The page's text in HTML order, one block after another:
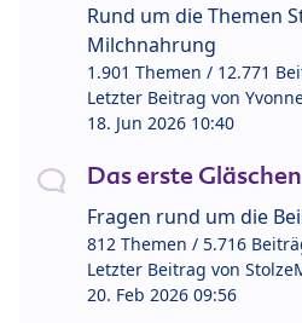
Rund um die Themen
Milchnahrung
1.901 Themen / 12.771
Letzter Beitrag von
18. Jun 2026 10:40
Das erste Gläschen
Fragen rund um die
812 Themen / 5.716
Letzter Beitrag von
20. Feb 2026 09:56